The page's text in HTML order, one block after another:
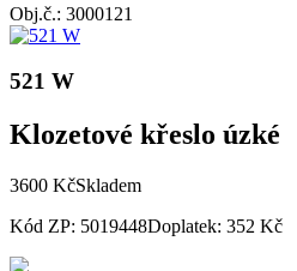
Obj.č.: 3000121
521 W
Klozetové křeslo úzké
3600 KčSkladem
Kód ZP: 5019448Doplatek: 352 Kč